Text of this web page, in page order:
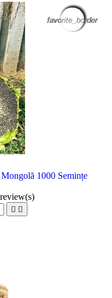
favorite_border
1000 Semințe
review(s)
 
favorite_border
favorite_border
favorite_border
favorite_border
favorite_border
favorite_border
favorite_border
favorite_border
favorite_border
favorite_border
favorite_border